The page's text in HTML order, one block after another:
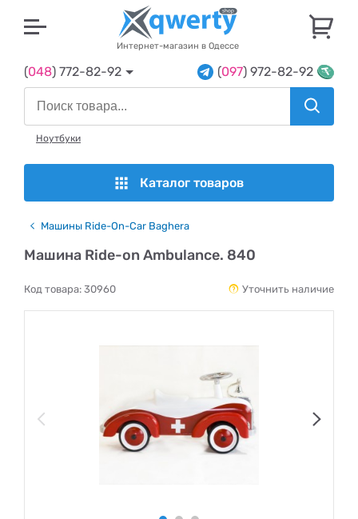
Интернет-магазин в Одессе
(048) 772-82-92 (097) 972-82-92
Ноутбуки
Каталог товаров
Машины Ride-On-Car Baghera
Машина Ride-on Ambulance. 840
Код товара: 30960 Уточнить наличие